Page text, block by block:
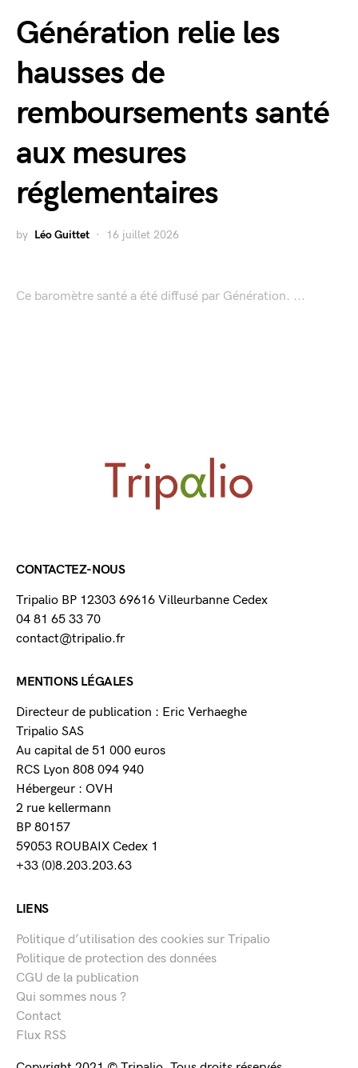
Génération relie les
hausses de
remboursements santé
aux mesures
réglementaires
by Léo Guittet 16 juillet 2026
Ce baromètre santé a été diffusé par Génération. ...
CONTACTEZ-NOUS
Tripalio BP 12303 69616 Villeurbanne Cedex
04 81 65 33 70
contact@tripalio.fr
MENTIONS LÉGALES
Directeur de publication : Eric Verhaeghe
Tripalio SAS
Au capital de 51 000 euros
RCS Lyon 808 094 940
Hébergeur : OVH
2 rue kellermann
BP 80157
59053 ROUBAIX Cedex 1
+33 (0)8.203.203.63
LIENS
Politique d’utilisation des cookies sur Tripalio
Politique de protection des données
CGU de la publication
Qui sommes nous ?
Contact
Flux RSS